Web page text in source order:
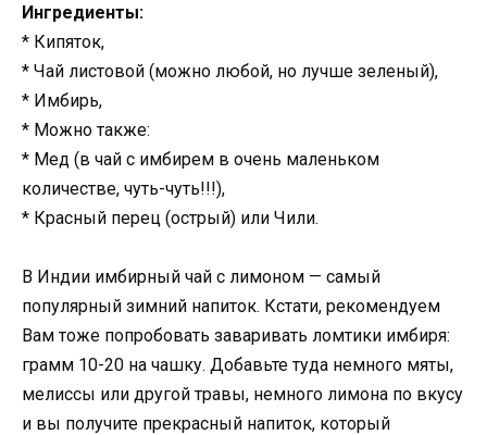
Ингредиенты:
* Кипяток,
* Чай листовой (можно любой, но лучше зеленый),
* Имбирь,
* Можно также:
* Мед (в чай с имбирем в очень маленьком
количестве, чуть-чуть!!!),
* Красный перец (острый) или Чили.
В Индии имбирный чай с лимоном — самый
популярный зимний напиток. Кстати, рекомендуем
Вам тоже попробовать заваривать ломтики имбиря:
грамм 10-20 на чашку. Добавьте туда немного мяты,
мелиссы или другой травы, немного лимона по вкусу
и вы получите прекрасный напиток, который